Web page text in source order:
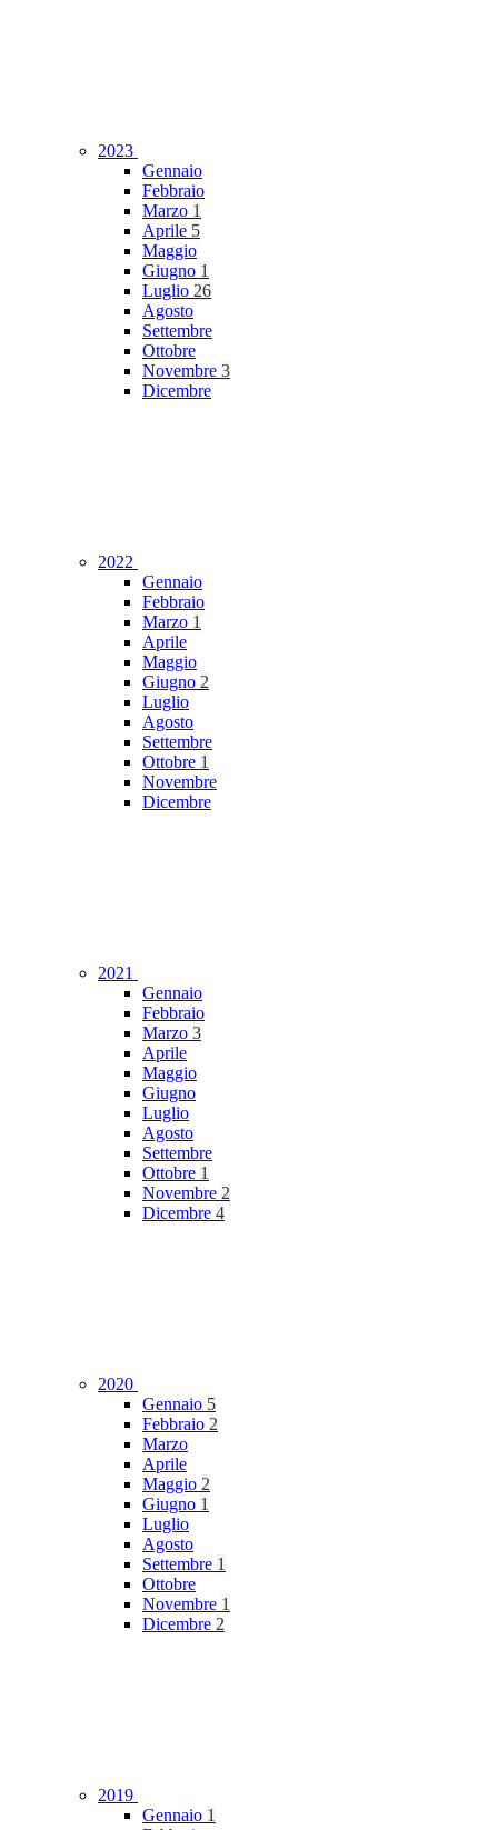
2023
Gennaio
Febbraio
Marzo 1
Aprile 5
Maggio
Giugno 1
Luglio 26
Agosto
Settembre
Ottobre
Novembre 3
Dicembre
2022
Gennaio
Febbraio
Marzo 1
Aprile
Maggio
Giugno 2
Luglio
Agosto
Settembre
Ottobre 1
Novembre
Dicembre
2021
Gennaio
Febbraio
Marzo 3
Aprile
Maggio
Giugno
Luglio
Agosto
Settembre
Ottobre 1
Novembre 2
Dicembre 4
2020
Gennaio 5
Febbraio 2
Marzo
Aprile
Maggio 2
Giugno 1
Luglio
Agosto
Settembre 1
Ottobre
Novembre 1
Dicembre 2
2019
Gennaio 1